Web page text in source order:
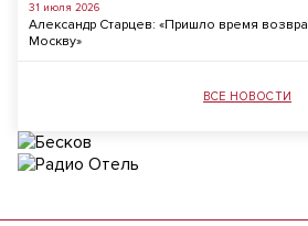
31 июля 2026
Александр Старцев: «Пришло время
Москву»
ВСЕ НОВОСТИ